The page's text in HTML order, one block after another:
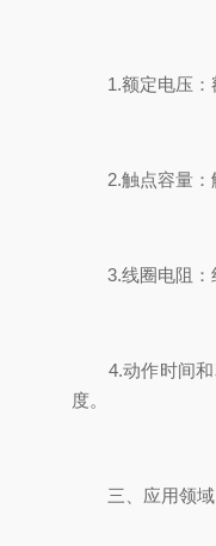
1.额定电压：额
2.触点容量：触
3.线圈电阻：线
4.动作时间和释
度。
三、应用领域